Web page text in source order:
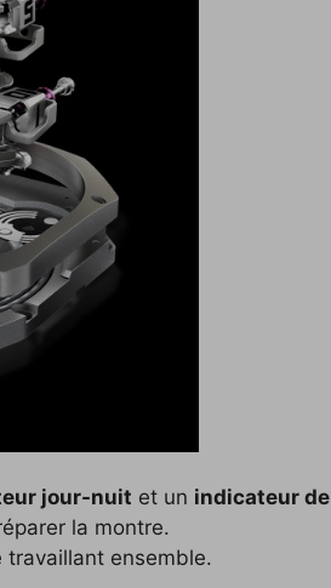
jour-nuit et un indicateur de
la montre.
ensemble.